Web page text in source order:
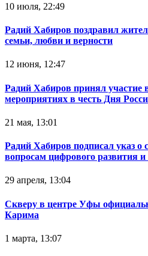
10 июля, 22:49
Радий Хабиров поздравил
семьи, любви и верности
12 июня, 12:47
Радий Хабиров принял участие
мероприятиях в честь Дня
21 мая, 13:01
Радий Хабиров подписал указ о
вопросам цифрового развития
29 апреля, 13:04
Скверу в центре Уфы
Карима
1 марта, 13:07